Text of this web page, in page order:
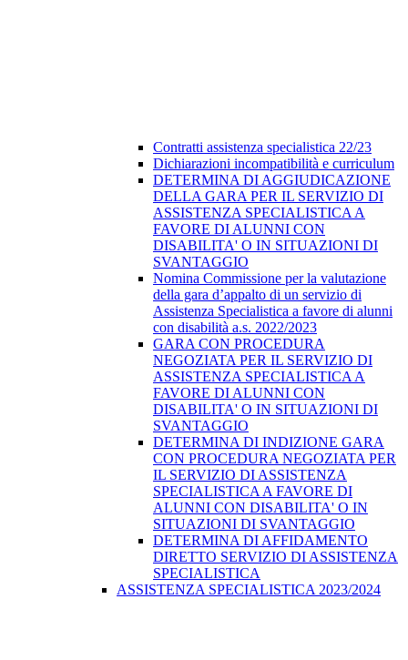
Contratti assistenza specialistica 22/23
Dichiarazioni incompatibilità e curriculum
DETERMINA DI AGGIUDICAZIONE
DELLA GARA PER IL SERVIZIO DI
ASSISTENZA SPECIALISTICA A
FAVORE DI ALUNNI CON
DISABILITA' O IN SITUAZIONI DI
SVANTAGGIO
Nomina Commissione per la valutazione
della gara d’appalto di un servizio di
Assistenza Specialistica a favore di alunni
con disabilità a.s. 2022/2023
GARA CON PROCEDURA
NEGOZIATA PER IL SERVIZIO DI
ASSISTENZA SPECIALISTICA A
FAVORE DI ALUNNI CON
DISABILITA' O IN SITUAZIONI DI
SVANTAGGIO
DETERMINA DI INDIZIONE GARA
CON PROCEDURA NEGOZIATA PER
IL SERVIZIO DI ASSISTENZA
SPECIALISTICA A FAVORE DI
ALUNNI CON DISABILITA' O IN
SITUAZIONI DI SVANTAGGIO
DETERMINA DI AFFIDAMENTO
DIRETTO SERVIZIO DI ASSISTENZA
SPECIALISTICA
ASSISTENZA SPECIALISTICA 2023/2024